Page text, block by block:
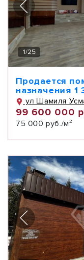
1/25
Продается
назначения 1
ул Шамиля
99 600 000
75 000 руб./м²